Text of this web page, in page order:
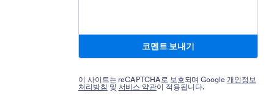
코멘트 보내기
이 사이트는 reCAPTCHA로 보호되며 Google 개인정보
처리방침 및 서비스 약관이 적용됩니다.